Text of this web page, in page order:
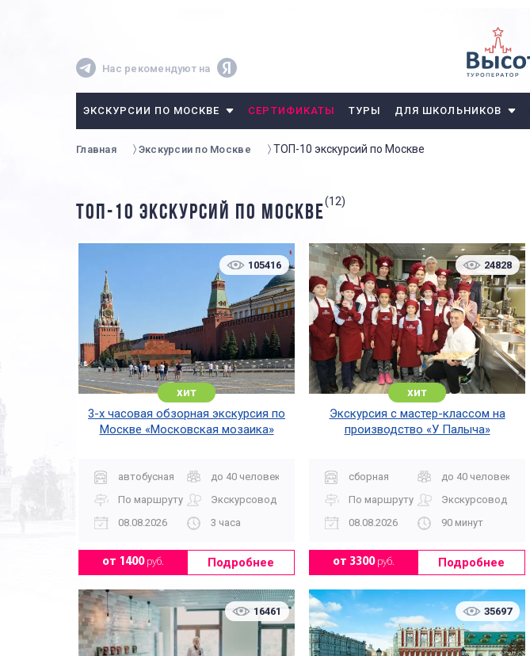
Нас рекомендуют на
ЭКСКУРСИИ ПО МОСКВЕ СЕРТИФИКАТЫ ТУРЫ ДЛЯ ШКОЛЬНИКОВ
Главная Экскурсии по Москве ТОП-10 экскурсий по Москве
ТОП-10 ЭКСКУРСИЙ ПО МОСКВЕ
(12)
105416
хит
3-х часовая обзорная экскурсия по
Москве «Московская мозаика»
автобусная
до 40 человек
По маршруту
Экскурсовод
08.08.2026
3 часа
от 1400руб. Подробнее
24828
хит
Экскурсия с мастер-классом на
производство «У Палыча»
сборная
до 40 человек
По маршруту
Экскурсовод
08.08.2026
90 минут
от 3300руб. Подробнее
16461 35697